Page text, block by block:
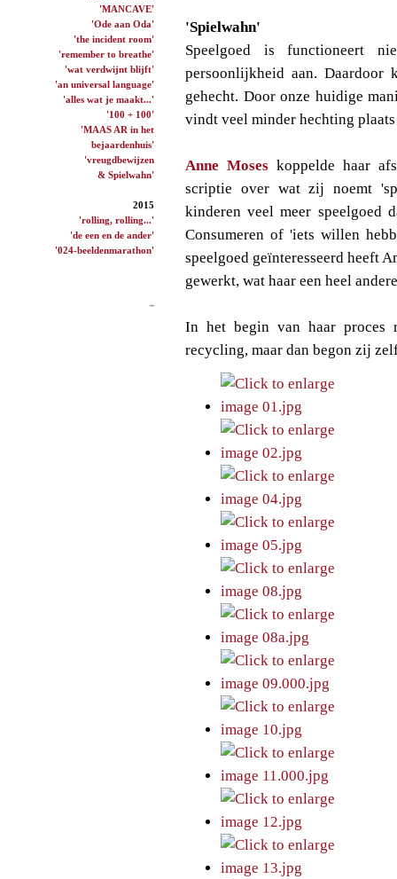
'MANCAVE'
'Ode aan Oda'
'the incident room'
'remember to breathe'
'wat verdwijnt blijft'
'an universal language'
'alles wat je maakt...'
'100 + 100'
'MAAS AR in het
bejaardenhuis'
'vreugdbewijzen
& Spielwahn'
2015
'rolling, rolling...'
'de een en de ander'
'024-beeldenmarathon'
'Spielwahn'
Speelgoed is functioneert
persoonlijkheid aan.
gehecht. Door onze huidige
vindt veel minder hechting
Anne Moseskoppelde haar
scriptie over wat zij noemt
kinderen veel meer speelgoed
Consumeren of 'iets willen
speelgoed geïnteresseerd heeft
gewerkt, wat haar een heel
In het begin van haar proces
recycling, maar dan begon zij